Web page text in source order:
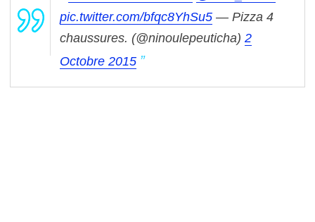
pic.twitter.com/bfqc8YhSu5 — Pizza 4
chaussures. (@ninoulepeuticha) 2
Octobre 2015